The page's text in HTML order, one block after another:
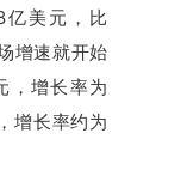
美元，比
增速就开始
，增长率为
增长率约为